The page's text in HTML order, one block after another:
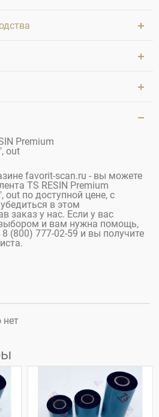
Premium
out
favorit-scan.ru - вы можете
TS RESIN Premium
по доступной цене, с
в этом
заказ у нас. Если у вас
и вам нужна помощь,
(800) 777-02-59 и вы получите
нет